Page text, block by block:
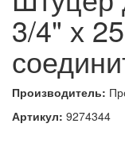
3/4" х
Производитель:
Артикул: 9274344